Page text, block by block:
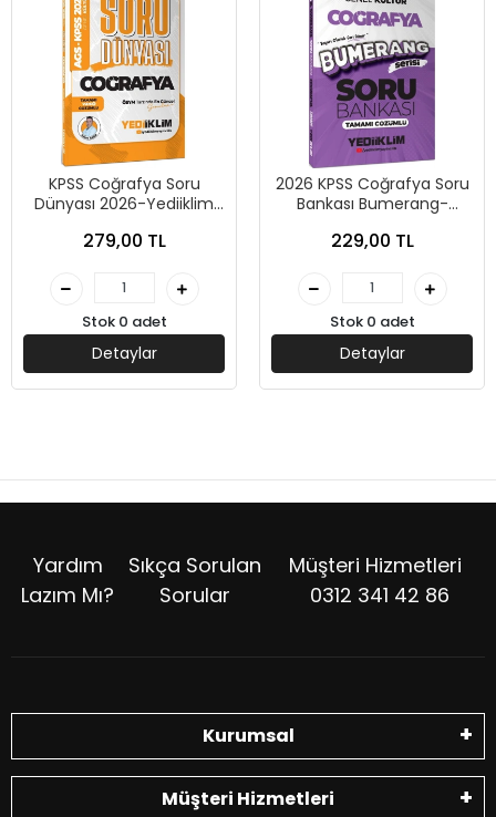
KPSS Coğrafya Soru
Dünyası 2026-Yediiklim
279,00 TL
Stok 0 adet
Detaylar
2026 KPSS Coğrafya Soru
Bankası Bumerang-
229,00 TL
Stok 0 adet
Detaylar
Yardım
Lazım Mı?
Sıkça Sorulan
Sorular
Müşteri Hizmetleri
0312 341 42 86
Kurumsal
Müşteri Hizmetleri